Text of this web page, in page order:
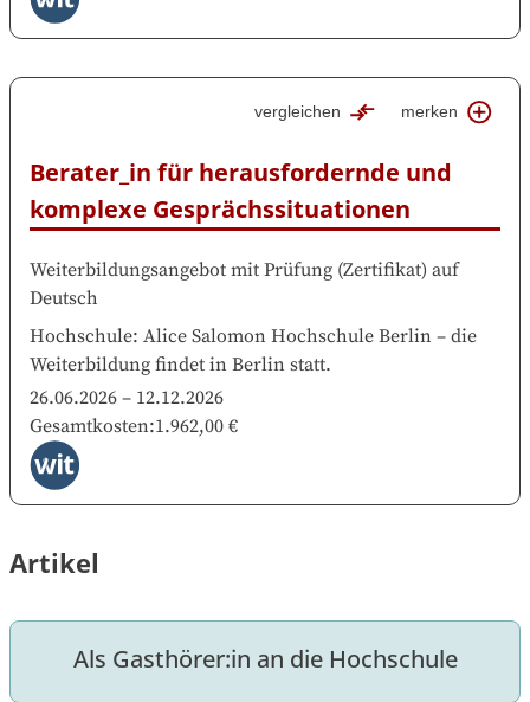
Berater_in für herausfordernde und
komplexe Gesprächssituationen
vergleichen merken
Weiterbildungsangebot mit Prüfung (Zertifikat) auf
Deutsch
Hochschule: Alice Salomon Hochschule Berlin – die
Weiterbildung findet in Berlin statt.
26.06.2026 – 12.12.2026
Gesamtkosten:1.962,00 €
Artikel
Als Gasthörer:in an die Hochschule